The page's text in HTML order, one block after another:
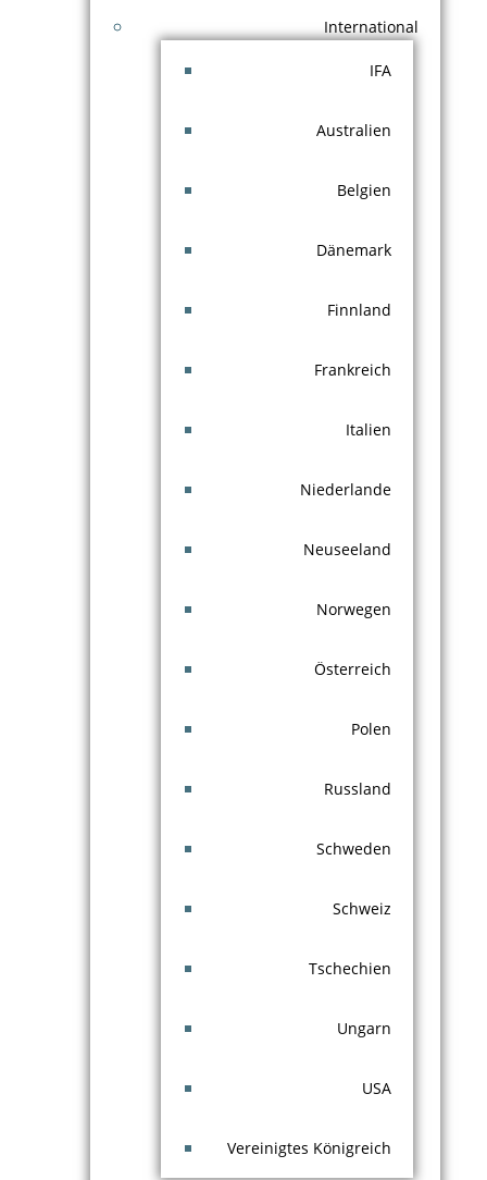
International
IFA
Australien
Belgien
Dänemark
Finnland
Frankreich
Italien
Niederlande
Neuseeland
Norwegen
Österreich
Polen
Russland
Schweden
Schweiz
Tschechien
Ungarn
USA
Vereinigtes Königreich